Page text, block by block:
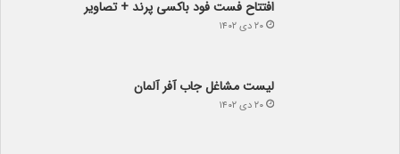
افتتاح فست فود باکسی پرند + تصاویر
۲۰ دی ۱۴۰۲
لیست مشاغل جاب آفر آلمان
۲۰ دی ۱۴۰۲